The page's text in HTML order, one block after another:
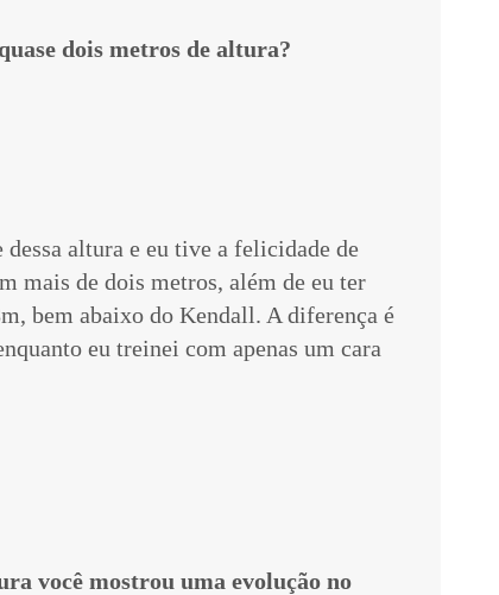
dois metros de altura?
altura e eu tive a felicidade de
mais de dois metros, além de eu ter
bem abaixo do Kendall. A diferença é
eu treinei com apenas um cara
você mostrou uma evolução no